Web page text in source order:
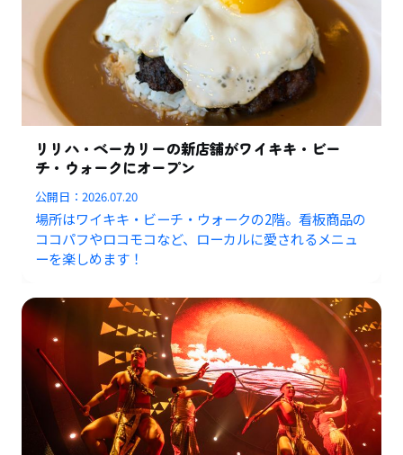
リリハ・ベーカリーの新店舗がワイキキ・ビー
チ・ウォークにオープン
公開日：2026.07.20
場所はワイキキ・ビーチ・ウォークの2階。看板商品の
ココパフやロコモコなど、ローカルに愛されるメニュ
ーを楽しめます！